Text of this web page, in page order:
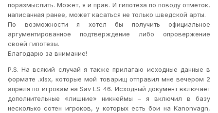
поразмыслить. Может, я и прав. И гипотеза по поводу отметок,
написанная ранее, может касаться не только шведской арты.
По возможности я хотел бы получить официальное
аргументированное подтверждение либо опровержение
своей гипотезы.
Благодарю за внимание!
P.S. На всякий случай я также прилагаю исходные данные в
формате .xlsx, которые мой товарищ отправил мне вечером 2
апреля по игрокам на Sav LS-46. Исходный документ включает
дополнительные «лишние» никнеймы – я включил в базу
несколько сотен игроков, у которых есть бои на Kanonvagn,